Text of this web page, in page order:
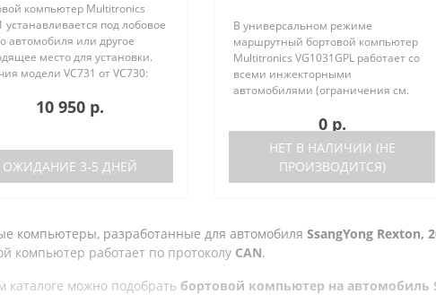
компьютер Multitronics
устанавливается под лобовое
автомобиля или другое
место для установки.
модели VC731 от VC730:
VC730 без голоса)
10 950 р.
ОЖИДАНИЕ 3-5 ДНЕЙ
В универсальном режиме
маршрутный бортовой компьютер
Multitronics VG1031GPL работает со
всеми инжекторными
автомобилями (ограничения см.
компьютер поддерживает большое
иномарок. Отличия р..
0 р.
НЕТ В НАЛИЧИИ (НЕ
ПРОИЗВОДИТСЯ)
компьютеры, разработанные для автомобиля SsangYong Rexton,
компьютер работает по протоколу CAN.
каталоге можно подобрать бортовой компьютер на автомобиль